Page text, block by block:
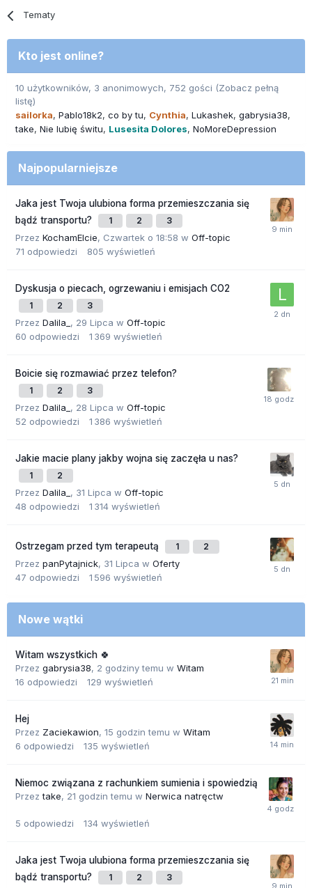
Tematy
Kto jest online?
10 użytkowników, 3 anonimowych, 752 gości (Zobacz pełną
listę)
sailorka Pablo18k2 co by tu Cynthia Lukashek gabrysia38
take Nie lubię świtu Lusesita Dolores NoMoreDepression
Najpopularniejsze
Jaka jest Twoja ulubiona forma przemieszczania się
bądź transportu?
1 2 3
Przez KochamElcie, Czwartek o 18:58 w Off-topic
71 odpowiedzi 805 wyświetleń
Dyskusja o piecach, ogrzewaniu i emisjach CO2
1 2 3
Przez Dalila_ , 29 Lipca w Off-topic
60 odpowiedzi 1 369 wyświetleń
Boicie się rozmawiać przez telefon?
1 2 3
Przez Dalila_ , 28 Lipca w Off-topic
52 odpowiedzi 1 386 wyświetleń
Jakie macie plany jakby wojna się zaczęła u nas?
1 2
Przez Dalila_ , 31 Lipca w Off-topic
48 odpowiedzi 1 314 wyświetleń
Ostrzegam przed tym terapeutą 1 2
Przez panPytajnick, 31 Lipca w Oferty
47 odpowiedzi 1 596 wyświetleń
Nowe wątki
Witam wszystkich 🍀
Przez gabrysia38, 2 godziny temu w Witam
16 odpowiedzi 129 wyświetleń
Hej
Przez Zaciekawion, 15 godzin temu w Witam
6 odpowiedzi 135 wyświetleń
Niemoc związana z rachunkiem sumienia i spowiedzią
Przeztake, 21 godzin temu w Nerwica natręctw
5 odpowiedzi 134 wyświetleń
Jaka jest Twoja ulubiona forma przemieszczania się
bądź transportu?
1 2 3